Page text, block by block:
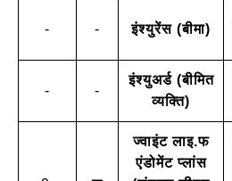
- - इंश्युरेंस (बीमा)
- -
इंश्युअर्ड (बीमित
व्यक्ति)
ज्वाइंट लाइ.फ
एंडोमेंट प्लांस